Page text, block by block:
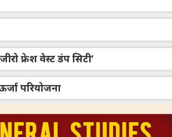
फ्रेश वेस्ट डंप सिटी’
परियोजना